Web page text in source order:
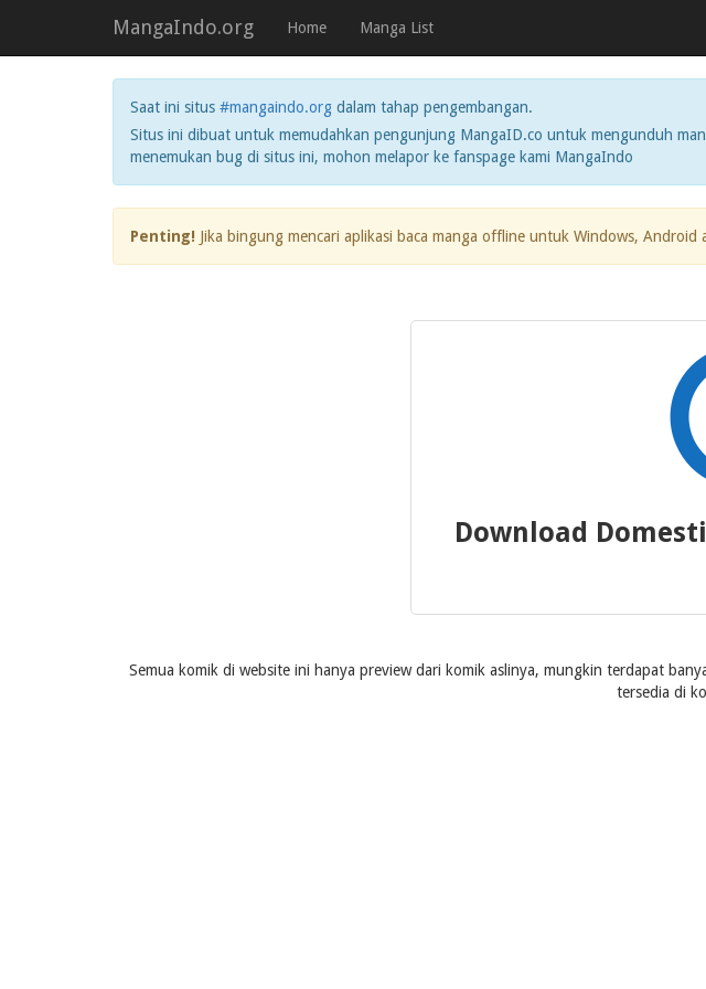
MangaIndo.org Home Manga List
Saat ini situs #mangaindo.org dalam tahap pengembangan.
Situs ini dibuat untuk memudahkan pengunjung MangaID.co untuk mengunduh
menemukan bug di situs ini, mohon melapor ke fanspage kami MangaIndo
Penting! Jika bingung mencari aplikasi baca manga offline untuk Windows, Android
Download
Semua komik di website ini hanya preview dari komik aslinya, mungkin terdapat
tersedia di